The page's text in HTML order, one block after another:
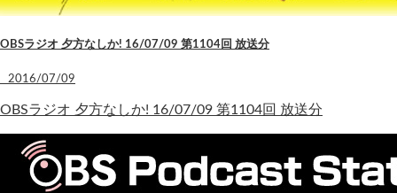
OBSラジオ 夕方なしか! 16/07/09 第1104回 放送分
2016/07/09
OBSラジオ 夕方なしか! 16/07/09 第1104回 放送分